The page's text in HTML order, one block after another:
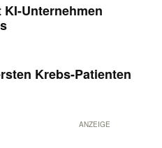
Unternehmen
Krebs-Patienten
ANZEIGE